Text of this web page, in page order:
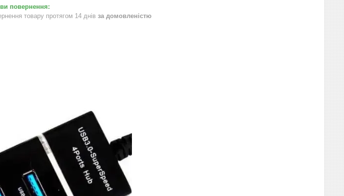
товару протягом 14 днів за домовленістю